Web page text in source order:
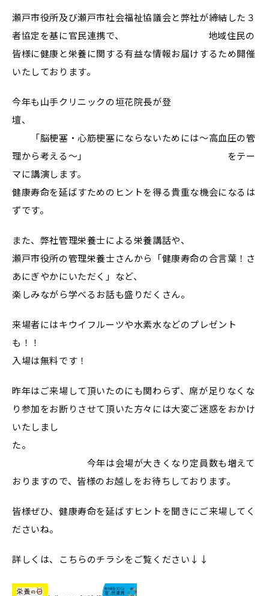
瀬戸市役所及び瀬戸市社会福祉協議会と弊社が締結した３
者協定を基に官民連携で、 地域住民の
皆様に健康と栄養に関する有益な情報お届けするため開催
いたしております。
今年も山手クリニックの垣花院長が登
壇、
「脳梗塞・心筋梗塞にならないためには～高血圧の管
理から考える～」 をテー
マに講演します。
健康寿命を延ばすためのヒントを得る貴重な機会になるは
ずです。
また、弊社管理栄養士による栄養講話や、
瀬戸市役所の管理栄養士さんから「健康寿命の合言葉！さ
あにぎやかにいただく」など、
楽しみながら学べるお話も盛りだくさん。
来場者にはキウイフルーツや水素水などのプレゼント
も！！
入場は無料です！
昨年はご来場して頂いたのにも関わらず、席が足りなくな
り参加をお断りさせて頂いた方々には大変ご迷惑をおかけ
いたしまし
た。
今年は会場が大きくなり定員数も増えて
おりますので、皆様のお越しをお待ちしております。
皆様ぜひ、健康寿命を延ばすヒントを聞きにご来場してく
ださいね。
詳しくは、こちらのチラシをご覧ください↓↓